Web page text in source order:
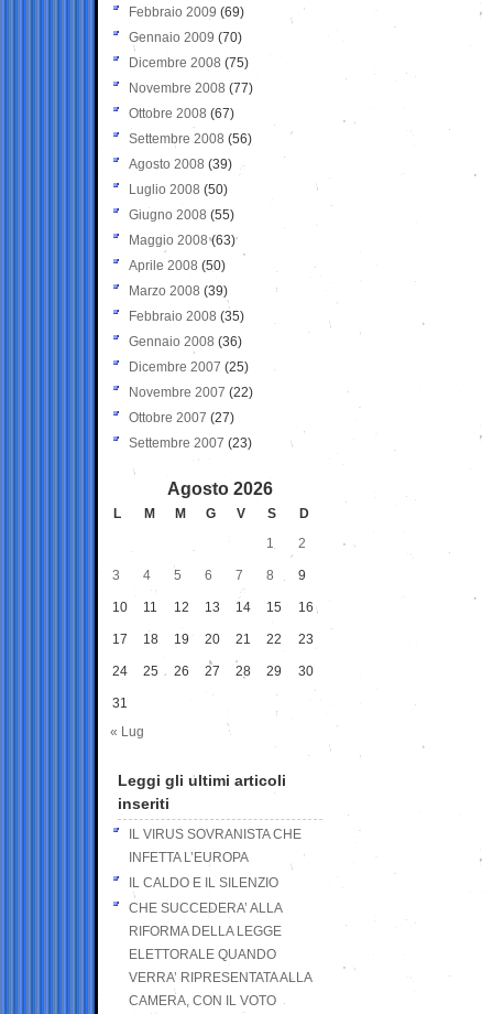
Febbraio 2009 (69)
Gennaio 2009 (70)
Dicembre 2008 (75)
Novembre 2008 (77)
Ottobre 2008 (67)
Settembre 2008 (56)
Agosto 2008 (39)
Luglio 2008 (50)
Giugno 2008 (55)
Maggio 2008(63)
Aprile 2008 (50)
Marzo 2008 (39)
Febbraio 2008 (35)
Gennaio 2008 (36)
Dicembre 2007 (25)
Novembre 2007 (22)
Ottobre 2007 (27)
Settembre 2007 (23)
Agosto 2026
L M M G V S
D
1
2
3 4 5 6 7 8 9
10 11 12 13 14 15 16
17 18 19 20 21 22 23
24 25 26 27 28 29 30
31
« Lug
Leggi gli ultimi articoli
inseriti
IL VIRUS SOVRANISTA CHE
INFETTA L’EUROPA
IL CALDO E IL SILENZIO
CHE SUCCEDERA’ ALLA
RIFORMA DELLA LEGGE
ELETTORALE QUANDO
VERRA’ RIPRESENTATA ALLA
CAMERA, CON IL VOTO